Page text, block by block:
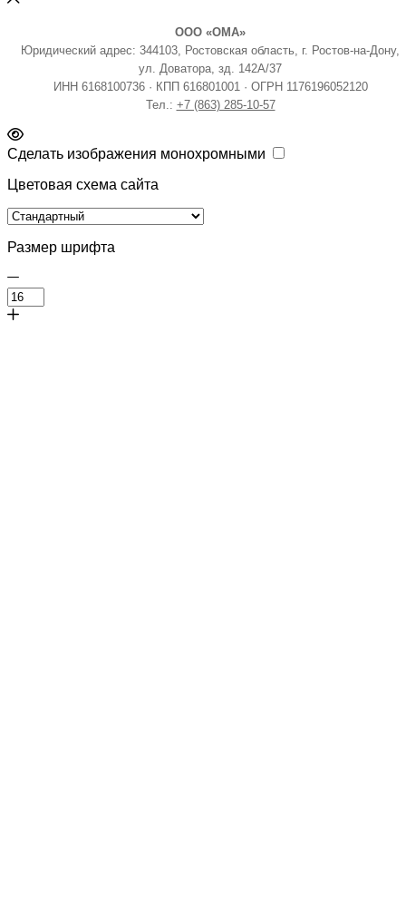
ООО «ОМА»
Юридический адрес: 344103, Ростовская область, г. Ростов-на-Дону,
ул. Доватора, зд. 142А/37
ИНН 6168100736 · КПП 616801001 · ОГРН 1176196052120
Тел.: +7 (863) 285-10-57
Сделать изображения монохромными
Цветовая схема сайта
Размер шрифта